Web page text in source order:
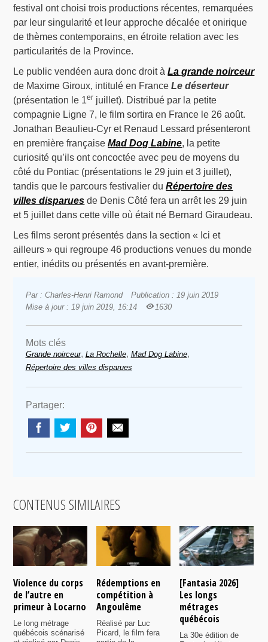
festival ont choisi trois productions récentes, remarquées
par leur singularité et leur approche décalée et onirique
de thèmes contemporains, en étroite relation avec les
particularités de la Province.
Le public vendéen aura donc droit àLa grande noirceur
de Maxime Giroux, intitulé en FranceLe déserteur
(présentation le 1er juillet). Distribué par la petite
compagnie Ligne 7, le film sortira en France le 26 août.
Jonathan Beaulieu-Cyr et Renaud Lessard présenteront
en première françaiseMad Dog Labine, la petite
curiosité qu’ils ont concoctée avec peu de moyens du
côté du Pontiac (présentations le 29 juin et 3 juillet),
tandis que le parcours festivalier duRépertoire des
villes disparues de Denis Côté fera un arrêt les 29 juin
et 5 juillet dans cette ville où était né Bernard Giraudeau.
Les films seront présentés dans la section « Ici et
ailleurs » qui regroupe 46 productions venues du monde
entier, inédits ou présentés en avant-première.
Par : Charles-Henri Ramond
Publication : 19 juin 2019
Mise à jour : 19 juin 2019, 16:14
1630
Mots clés
Grande noirceur, La Rochelle, Mad Dog Labine,
Répertoire des villes disparues
Partager:
CONTENUS SIMILAIRES
Violence du corps
de l’autre en
primeur à Locarno
Le long métrage
québécois scénarisé
Rédemptions en
compétition à
Angoulême
Réalisé par Luc
Picard, le film fera
[Fantasia 2026]
Les longs
métrages
québécois
La 30e édition de